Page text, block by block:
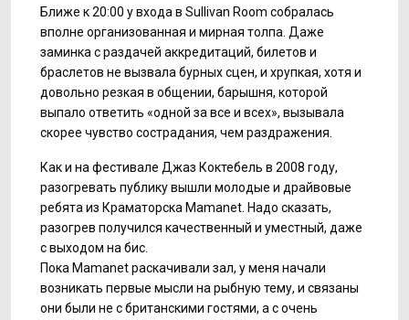
Ближе к 20:00 у входа в Sullivan Room собралась
вполне организованная и мирная толпа. Даже
заминка с раздачей аккредитаций, билетов и
браслетов не вызвала бурных сцен, и хрупкая, хотя и
довольно резкая в общении, барышня, которой
выпало ответить «одной за все и всех», вызывала
скорее чувство сострадания, чем раздражения.
Как и на фестивале Джаз Коктебель в 2008 году,
разогревать публику вышли молодые и драйвовые
ребята из Краматорска Mamanet. Надо сказать,
разогрев получился качественный и уместный, даже
с выходом на бис.
Пока Mamanet раскачивали зал, у меня начали
возникать первые мысли на рыбную тему, и связаны
они были не с британскими гостями, а с очень